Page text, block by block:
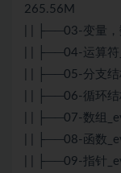
265.56M
| | ├──03-变量
| | ├──04-运算
| | ├──05-分支
| | ├──06-循环
| | ├──07-数组
| | ├──08-函数
| | ├──09-指针